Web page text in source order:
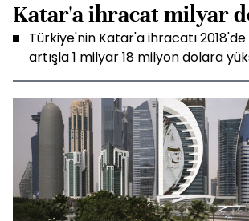
Katar'a ihracat milyar
Türkiye'nin Katar'a ihracatı
artışla 1 milyar 18 milyon dolara